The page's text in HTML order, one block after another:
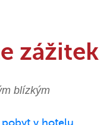
zážitek
blízkým